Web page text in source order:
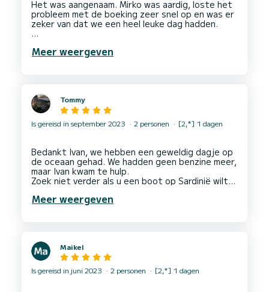
Het was aangenaam. Mirko was aardig, loste het
probleem met de boeking zeer snel op en was er
zeker van dat we een heel leuke dag hadden.
bij zijn bedrijf te huren.
Meer weergeven
Tommy
Is gereisd in september 2023 2 personen [2,*] 1 dagen
Bedankt Ivan, we hebben een geweldig dagje op
de oceaan gehad. We hadden geen benzine meer,
maar Ivan kwam te hulp.
Zoek niet verder als u een boot op Sardinië wilt
Meer weergeven
Maikel
Is gereisd in juni 2023 2 personen [2,*] 1 dagen